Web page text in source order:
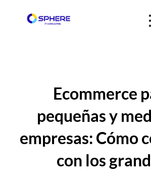
Ecommerce
pequeñas y
empresas: Cómo
con los